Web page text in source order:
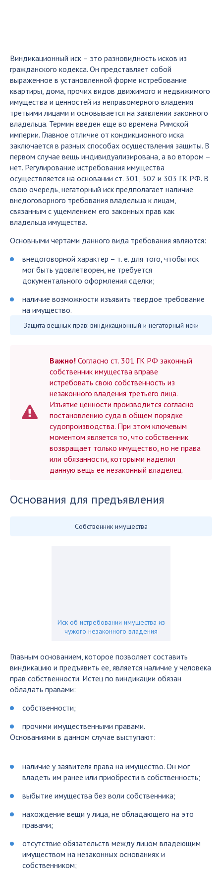
Виндикационный иск – это разновидность исков из
гражданского кодекса. Он представляет собой
выраженное в установленной форме истребование
квартиры, дома, прочих видов движимого и недвижимого
имущества и ценностей из неправомерного владения
третьими лицами и основывается на заявлении законного
владельца. Термин введен еще во времена Римской
империи. Главное отличие от кондикционного иска
заключается в разных способах осуществления защиты. В
первом случае вещь индивидуализирована, а во втором –
нет. Регулирование истребования имущества
осуществляется на основании ст. 301, 302 и 303 ГК РФ. В
свою очередь, негаторный иск предполагает наличие
внедоговорного требования владельца к лицам,
связанным с ущемлением его законных прав как
владельца имущества.
Основными чертами данного вида требования являются:
внедоговорной характер – т. е. для того, чтобы иск
мог быть удовлетворен, не требуется
документального оформления сделки;
наличие возможности изъявить твердое требование
на имущество.
Защита вещных прав: виндикационный и негаторный иски
Важно! Согласно ст. 301 ГК РФ законный
собственник имущества вправе
истребовать свою собственность из
незаконного владения третьего лица.
Изъятие ценности производится согласно
постановлению суда в общем порядке
судопроизводства. При этом ключевым
моментом является то, что собственник
возвращает только имущество, но не права
или обязанности, которыми наделил
данную вещь ее незаконный владелец.
Основания для предъявления
Собственник имущества
Иск об истребовании имущества из
чужого незаконного владения
Главным основанием, которое позволяет составить
виндикацию и предъявить ее, является наличие у человека
прав собственности. Истец по виндикации обязан
обладать правами:
собственности;
прочими имущественными правами.
Основаниями в данном случае выступают:
наличие у заявителя права на имущество. Он мог
владеть им ранее или приобрести в собственность;
выбытие имущества без воли собственника;
нахождение вещи у лица, не обладающего на это
правами;
отсутствие обязательств между лицом владеющим
имуществом на незаконных основаниях и
собственником;